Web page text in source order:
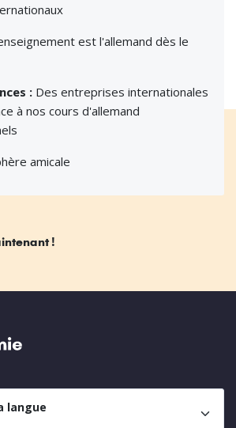
est l'allemand dès le
: Des entreprises internationales
à nos cours d'allemand
amicale
!
langue